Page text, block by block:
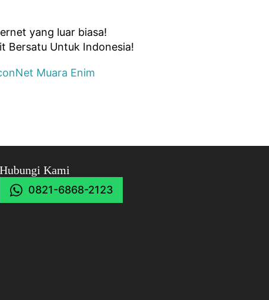
yang luar biasa!
Bersatu Untuk Indonesia!
Muara Enim
Hubungi Kami
0821-6868-2123